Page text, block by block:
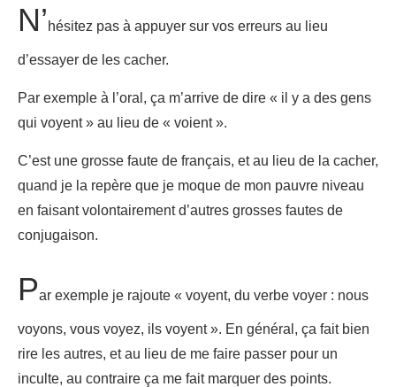
N’ hésitez pas à appuyer sur vos erreurs au lieu
d’essayer de les cacher.
Par exemple à l’oral, ça m’arrive de dire « il y a des gens
qui voyent » au lieu de « voient ».
C’est une grosse faute de français, et au lieu de la cacher,
quand je la repère que je moque de mon pauvre niveau
en faisant volontairement d’autres grosses fautes de
conjugaison.
Par exemple je rajoute « voyent, du verbe voyer : nous
voyons, vous voyez, ils voyent ». En général, ça fait bien
rire les autres, et au lieu de me faire passer pour un
inculte, au contraire ça me fait marquer des points.